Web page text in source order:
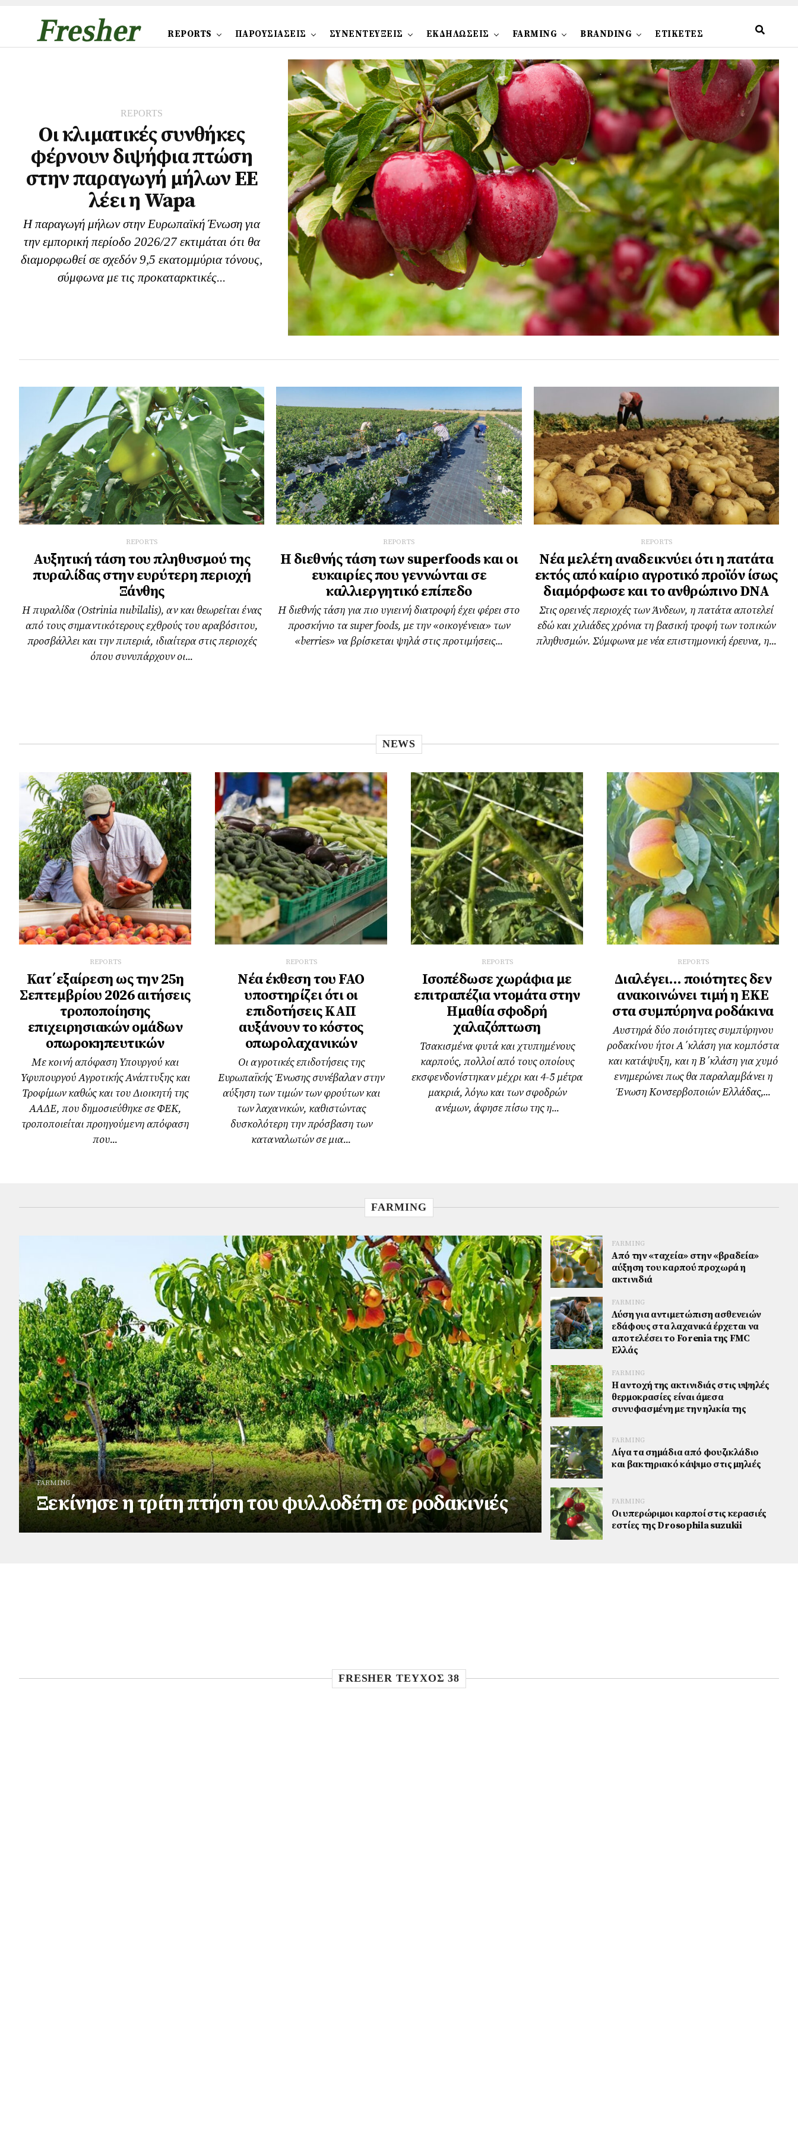
REPORTS ΠΑΡΟΥΣΙΑΣΕΙΣ ΣΥΝΕΝΤΕΥΞΕΙΣ ΕΚΔΗΛΩΣΕΙΣ FARMING BRANDING ΕΤΙΚΕΤΕΣ
REPORTS
Οι κλιματικές συνθήκες
φέρνουν διψήφια πτώση
στην παραγωγή μήλων ΕΕ
λέει η Wapa
Η παραγωγή μήλων στην Ευρωπαϊκή Ένωση για
την εμπορική περίοδο 2026/27 εκτιμάται ότι θα
διαμορφωθεί σε σχεδόν 9,5 εκατομμύρια τόνους,
σύμφωνα με τις προκαταρκτικές...
REPORTS
Αυξητική τάση του πληθυσμού της
πυραλίδας στην ευρύτερη περιοχή
Ξάνθης
Η πυραλίδα (Ostrinia nubilalis), αν και θεωρείται ένας
από τους σηµαντικότερους εχθρούς του αραβόσιτου,
προσβάλλει και την πιπεριά, ιδιαίτερα στις περιοχές
όπου συνυπάρχουν οι...
REPORTS
Η διεθνής τάση των superfoods και οι
ευκαιρίες που γεννώνται σε
καλλιεργητικό επίπεδο
Η διεθνής τάση για πιο υγιεινή διατροφή έχει φέρει στο
προσκήνιο τα super foods, µε την «οικογένεια» των
«berries» να βρίσκεται ψηλά στις προτιµήσεις...
REPORTS
Νέα μελέτη αναδεικνύει ότι η πατάτα
εκτός από καίριο αγροτικό προϊόν ίσως
διαμόρφωσε και το ανθρώπινο DNA
Στις ορεινές περιοχές των Άνδεων, η πατάτα αποτελεί
εδώ και χιλιάδες χρόνια τη βασική τροφή των τοπικών
πληθυσμών. Σύμφωνα με νέα επιστημονική έρευνα, η...
NEWS
REPORTS
Κατ΄εξαίρεση ως την 25η
Σεπτεμβρίου 2026 αιτήσεις
τροποποίησης
επιχειρησιακών ομάδων
οπωροκηπευτικών
Με κοινή απόφαση Υπουργού και
Υφυπουργού Αγροτικής Ανάπτυξης και
Τροφίμων καθώς και του Διοικητή της
ΑΑΔΕ, που δημοσιεύθηκε σε ΦΕΚ,
τροποποιείται προηγούμενη απόφαση
που...
REPORTS
Νέα έκθεση του FAO
υποστηρίζει ότι οι
επιδοτήσεις ΚΑΠ
αυξάνουν το κόστος
οπωρολαχανικών
Οι αγροτικές επιδοτήσεις της
Ευρωπαϊκής Ένωσης συνέβαλαν στην
αύξηση των τιμών των φρούτων και
των λαχανικών, καθιστώντας
δυσκολότερη την πρόσβαση των
καταναλωτών σε μια...
REPORTS
Ισοπέδωσε χωράφια με
επιτραπέζια ντομάτα στην
Ημαθία σφοδρή
χαλαζόπτωση
Τσακισμένα φυτά και χτυπημένους
καρπούς, πολλοί από τους οποίους
εκσφενδονίστηκαν μέχρι και 4-5 μέτρα
μακριά, λόγω και των σφοδρών
ανέμων, άφησε πίσω της η...
REPORTS
Διαλέγει… ποιότητες δεν
ανακοινώνει τιμή η ΕΚΕ
στα συμπύρηνα ροδάκινα
Αυστηρά δύο ποιότητες συμπύρηνου
ροδακίνου ήτοι Α΄κλάση για κομπόστα
και κατάψυξη, και η Β΄κλάση για χυμό
ενημερώνει πως θα παραλαμβάνει η
Ένωση Κονσερβοποιών Ελλάδας,...
FARMING
FARMING
Ξεκίνησε η τρίτη πτήση του φυλλοδέτη σε ροδακινιές
FARMING
Από την «ταχεία» στην «βραδεία»
αύξηση του καρπού προχωρά η
ακτινιδιά
FARMING
Λύση για αντιμετώπιση ασθενειών
εδάφους στα λαχανικά έρχεται να
αποτελέσει το Forenia της FMC
Ελλάς
FARMING
Η αντοχή της ακτινιδιάς στις υψηλές
θερμοκρασίες είναι άμεσα
συνυφασμένη με την ηλικία της
FARMING
Λίγα τα σημάδια από φουζικλάδιο
και βακτηριακό κάψιμο στις μηλιές
FARMING
Οι υπερώριμοι καρποί στις κερασιές
εστίες της Drosophila suzukii
FRESHER TEYXOΣ 38